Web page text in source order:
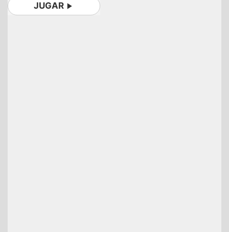
JUGAR